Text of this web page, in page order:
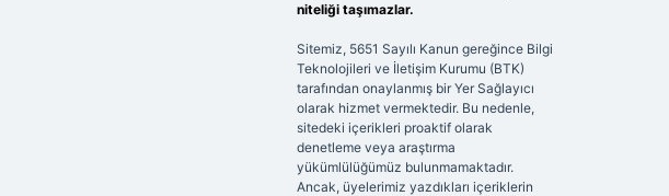
niteliği taşımazlar.
Sitemiz, 5651 Sayılı Kanun gereğince Bilgi
Teknolojileri ve İletişim Kurumu (BTK)
tarafından onaylanmış bir Yer Sağlayıcı
olarak hizmet vermektedir. Bu nedenle,
sitedeki içerikleri proaktif olarak
denetleme veya araştırma
yükümlülüğümüz bulunmamaktadır.
Ancak, üyelerimiz yazdıkları içeriklerin